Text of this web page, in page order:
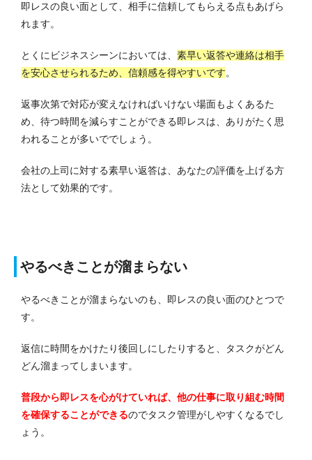
即レスの良い面として、相手に信頼してもらえる点もあげら
れます。
とくにビジネスシーンにおいては、 素早い返答や連絡は相手
を安心させられるため、信頼感を得やすいです。
返事次第で対応が変えなければいけない場面もよくあるた
め、待つ時間を減らすことができる即レスは、ありがたく思
われることが多いででしょう。
会社の上司に対する素早い返答は、あなたの評価を上げる方
法として効果的です。
やるべきことが溜まらない
やるべきことが溜まらないのも、即レスの良い面のひとつで
す。
返信に時間をかけたり後回しにしたりすると、タスクがどん
どん溜まってしまいます。
普段から即レスを心がけていれば、他の仕事に取り組む時間
を確保することができるのでタスク管理がしやすくなるでし
ょう。